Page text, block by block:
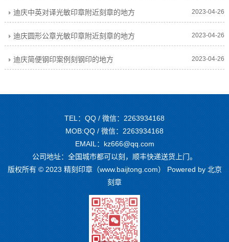
迪庆中英对译光敏印章附近刻章的地方 2023-04-26
迪庆圆形公章光敏印章附近刻章的地方 2023-04-26
迪庆简便钢印案例刻钢印的地方 2023-04-26
TEL：QQ / 微信：2263934168
MOB:QQ / 微信：2263934168
EMAIL：kz666@qq.com
公司地址：全国城市都可以刻，顺丰快递送货上门。
版权所有 © 2023 精刻印章（www.baijtong.com） Powered by 北京
刻章